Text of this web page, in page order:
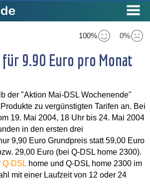
100% 0%
für 9.90 Euro pro Monat
der "Aktion Mai-DSL Wochenende"
zu vergünstigten Tarifen an. Bei
19. Mai 2004, 18 Uhr bis 24. Mai 2004
in den ersten drei
9,90 Euro Grundpreis statt 59,00 Euro
29,00 Euro (bei Q-DSL home 2300).
Q-DSLhome und Q-DSL home 2300 im
mit einer Laufzeit von 12 oder 24